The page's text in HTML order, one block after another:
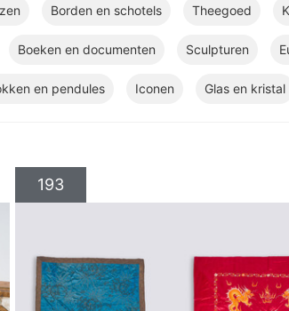
Borden en schotels Theegoed
Boeken en documenten Sculpturen
en pendules Iconen Glas en kristal
193